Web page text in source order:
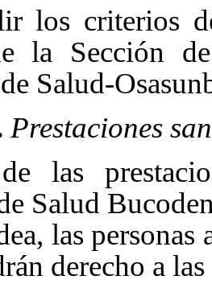
los criterios
la Sección
Salud-
Prestaciones
las
Salud
las
derecho a